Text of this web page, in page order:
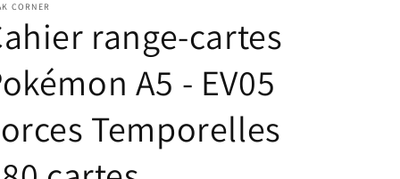
é
g
i
n
e
CORNER
range-cartes
A5 - EV05
Temporelles